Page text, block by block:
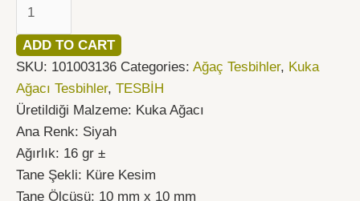
ADD TO CART
SKU: 101003136 Categories: Ağaç Tesbihler, Kuka
Ağacı Tesbihler, TESBİH
Üretildiği Malzeme: Kuka Ağacı
Ana Renk: Siyah
Ağırlık: 16 gr ±
Tane Şekli: Küre Kesim
Tane Ölçüsü: 10 mm x 10 mm